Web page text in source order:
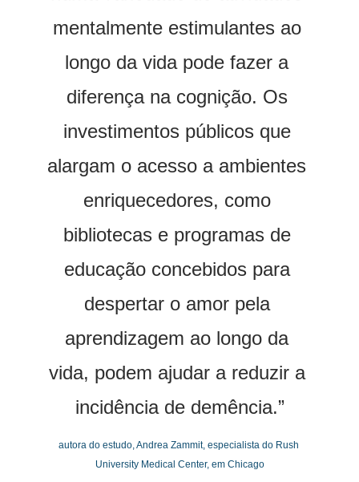
mentalmente estimulantes ao
longo da vida pode fazer a
diferença na cognição. Os
investimentos públicos que
alargam o acesso a ambientes
enriquecedores, como
bibliotecas e programas de
educação concebidos para
despertar o amor pela
aprendizagem ao longo da
vida, podem ajudar a reduzir a
incidência de demência.”
autora do estudo, Andrea Zammit, especialista do Rush
University Medical Center, em Chicago